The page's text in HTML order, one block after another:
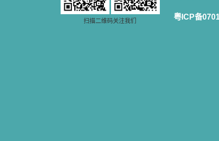
扫描二维码关注我们 粤ICP备